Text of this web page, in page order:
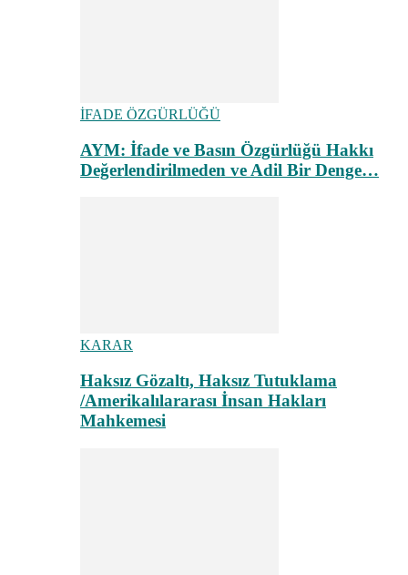
İFADE ÖZGÜRLÜĞÜ
AYM: İfade ve Basın Özgürlüğü Hakkı
Değerlendirilmeden ve Adil Bir Denge…
KARAR
Haksız Gözaltı, Haksız Tutuklama
/Amerikalılararası İnsan Hakları
Mahkemesi